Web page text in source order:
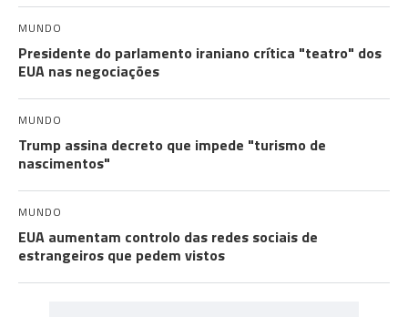
MUNDO
Presidente do parlamento iraniano crítica "teatro" dos
EUA nas negociações
MUNDO
Trump assina decreto que impede "turismo de
nascimentos"
MUNDO
EUA aumentam controlo das redes sociais de
estrangeiros que pedem vistos